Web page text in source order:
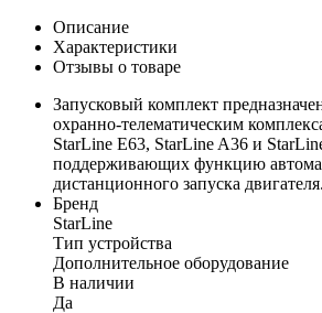
Описание
Характеристики
Отзывы о товаре
Запусковый комплект
охранно-телематическим
StarLine E63, StarLine A36 и
поддерживающих функцию
дистанционного запуска двигателя.
Бренд
StarLine
Тип устройства
Дополнительное оборудование
В наличии
Да